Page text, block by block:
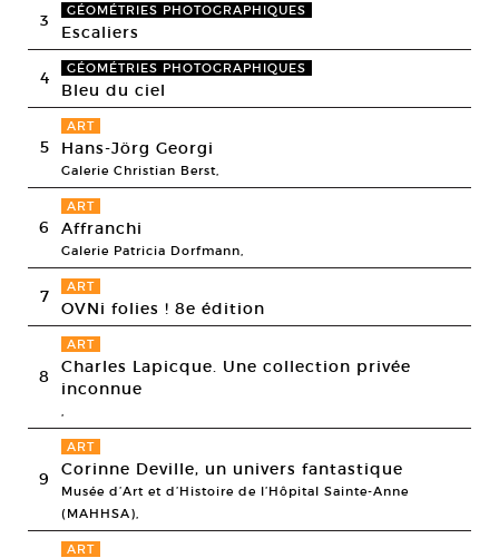
3 GÉOMÉTRIES PHOTOGRAPHIQUES
Escaliers
4 GÉOMÉTRIES PHOTOGRAPHIQUES
Bleu du ciel
5
ART
Hans-Jörg Georgi
Galerie Christian Berst,
6
ART
Affranchi
Galerie Patricia Dorfmann,
7 ART
OVNi folies ! 8e édition
8
ART
Charles Lapicque. Une collection privée
inconnue
,
9
ART
Corinne Deville, un univers fantastique
Musée d’Art et d’Histoire de l’Hôpital Sainte-Anne
(MAHHSA),
ART